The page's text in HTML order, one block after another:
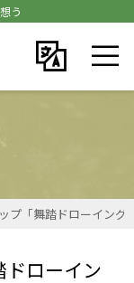
う
プ「舞踏ドローイング
ローイン